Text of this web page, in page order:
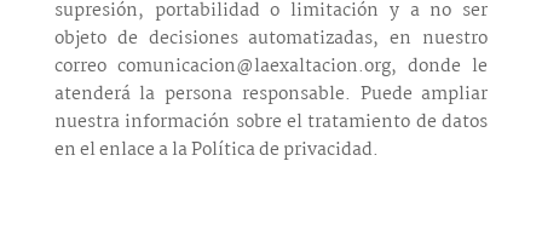
supresión, portabilidad o limitación y a no ser
objeto de decisiones automatizadas, en nuestro
correo comunicacion@laexaltacion.org, donde le
atenderá la persona responsable. Puede ampliar
nuestra información sobre el tratamiento de datos
en el enlace a la Política de privacidad.